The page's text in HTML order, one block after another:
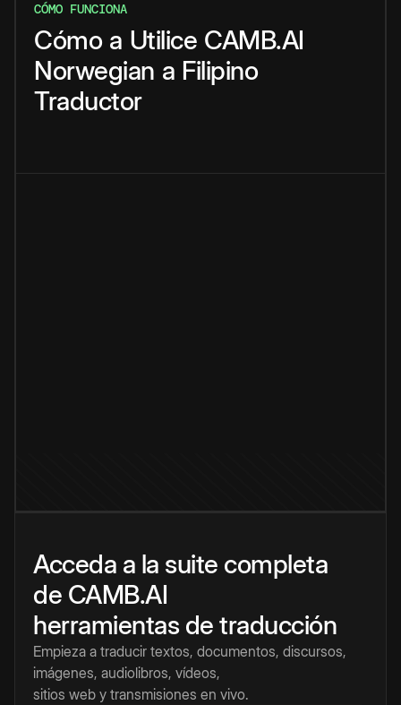
CÓMO FUNCIONA
Cómo a Utilice CAMB.AI
Norwegian a Filipino
Traductor
Acceda a la suite completa
de CAMB.AI
herramientas de traducción
Empieza a traducir textos, documentos, discursos,
imágenes, audiolibros, vídeos,
sitios web y transmisiones en vivo.